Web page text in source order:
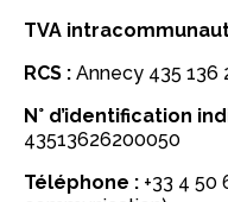
TVA
RCS : Annecy 435 136
N° d’identification
43513626200050
Téléphone : +33 4 50